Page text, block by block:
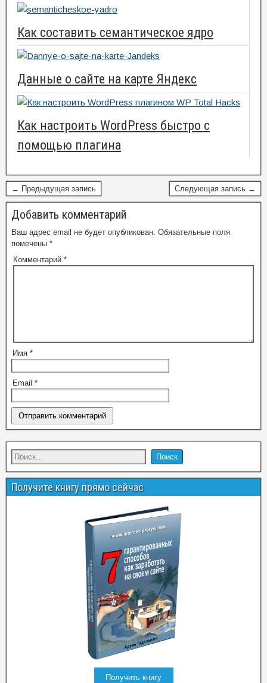
Как составить семантическое ядро
Данные о сайте на карте Яндекс
Как настроить WordPress быстро с
помощью плагина
← Предыдущая запись Следующая запись →
Добавить комментарий
Ваш адрес email не будет опубликован. Обязательные поля
помечены *
Комментарий *
Имя *
Email *
Получите книгу прямо сейчас
Получить книгу